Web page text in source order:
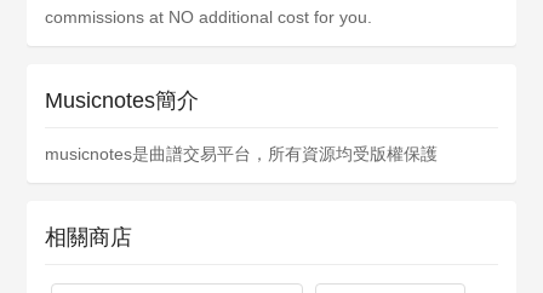
commissions at NO additional cost for you.
Musicnotes簡介
musicnotes是曲譜交易平台，所有資源均受版權保護
相關商店